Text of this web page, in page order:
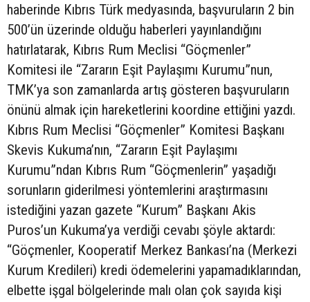
haberinde Kıbrıs Türk medyasında, başvuruların 2 bin
500’ün üzerinde olduğu haberleri yayınlandığını
hatırlatarak, Kıbrıs Rum Meclisi “Göçmenler”
Komitesi ile “Zararın Eşit Paylaşımı Kurumu”nun,
TMK’ya son zamanlarda artış gösteren başvuruların
önünü almak için hareketlerini koordine ettiğini yazdı.
Kıbrıs Rum Meclisi “Göçmenler” Komitesi Başkanı
Skevis Kukuma’nın, “Zararın Eşit Paylaşımı
Kurumu”ndan Kıbrıs Rum “Göçmenlerin” yaşadığı
sorunların giderilmesi yöntemlerini araştırmasını
istediğini yazan gazete “Kurum” Başkanı Akis
Puros’un Kukuma’ya verdiği cevabı şöyle aktardı:
“Göçmenler, Kooperatif Merkez Bankası’na (Merkezi
Kurum Kredileri) kredi ödemelerini yapamadıklarından,
elbette işgal bölgelerinde malı olan çok sayıda kişi